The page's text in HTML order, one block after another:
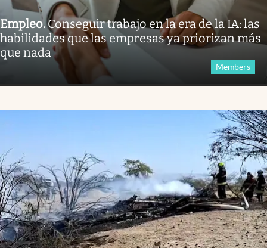
Empleo.Conseguir trabajo en la era de la IA: las
habilidades que las empresas ya priorizan más
que nada
Members